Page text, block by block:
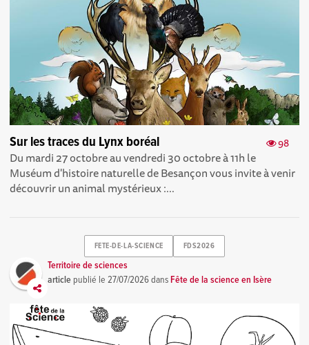
98
Sur les traces du Lynx boréal
Du mardi 27 octobre au vendredi 30 octobre à 11h le
Muséum d'histoire naturelle de Besançon vous invite à venir
découvrir un animal mystérieux :...
FETE-DE-LA-SCIENCE FDS2026
Territoire de sciences
article publié le27/07/2026dansFête de la science en Isère